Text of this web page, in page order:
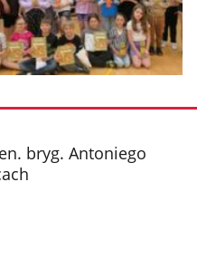
bryg. Antoniego